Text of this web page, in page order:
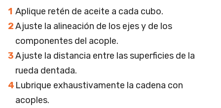
Aplique retén de aceite a cada cubo.
Ajuste la alineación de los ejes y de los
componentes del acople.
Ajuste la distancia entre las superficies de la
rueda dentada.
Lubrique exhaustivamente la cadena con
acoples.